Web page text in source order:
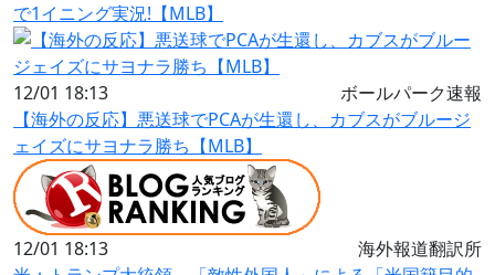
で1イニング実況!【MLB】
12/01 18:13
ボールパーク速報
【海外の反応】悪送球でPCAが生還し、カブスがブルージ
ェイズにサヨナラ勝ち【MLB】
12/01 18:13
海外報道翻訳所